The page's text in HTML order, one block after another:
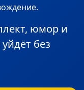
юмор и
без